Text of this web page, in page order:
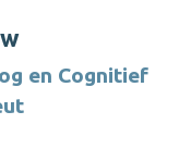
en Cognitief